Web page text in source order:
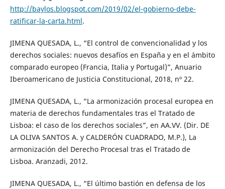
http://baylos.blogspot.com/2019/02/el-gobierno-debe-
ratificar-la-carta.html.
JIMENA QUESADA, L., “El control de convencionalidad y los
derechos sociales: nuevos desafíos en España y en el ámbito
comparado europeo (Francia, Italia y Portugal)”, Anuario
Iberoamericano de Justicia Constitucional, 2018, nº 22.
JIMENA QUESADA, L., “La armonización procesal europea en
materia de derechos fundamentales tras el Tratado de
Lisboa: el caso de los derechos sociales”, en AA.VV. (Dir. DE
LA OLIVA SANTOS A. y CALDERÓN CUADRADO, M.P.), La
armonización del Derecho Procesal tras el Tratado de
Lisboa. Aranzadi, 2012.
JIMENA QUESADA, L., “El último bastión en defensa de los